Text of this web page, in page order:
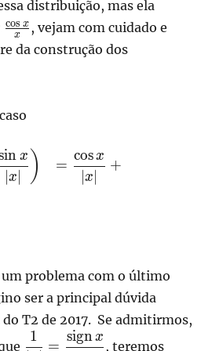
x}
distribuição, mas ela
\frac{\cos
x}{x}
x
cos x , vejam com cuidado e
da construção dos
∣x∣
in x ) =
∣x∣
cosx
+
problema com o último
ser a principal dúvida
T2 de 2017. Se admitirmos,
\displaystyle
1
=
signx
, teremos